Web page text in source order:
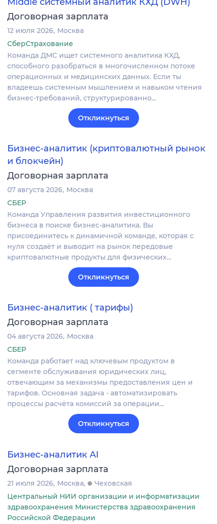
Договорная зарплата
12 июля 2026 Москва
СберСтрахование
Команда ДМС ищет системного аналитика КХД,
способного разобраться в многочисленном потоке
операционных и медицинских данных. Если ты
владеешь системным мышлением и навыком чтения
бизнес-требований, структурированно…
Откликнуться
Бизнес-аналитик (криптовалютный рынок
и блокчейн)
Договорная зарплата
07 августа 2026 Москва
СБЕР
Команда Управления развития инвестиционного
бизнеса в поиске бизнес-аналитика. Вы
присоединитесь к динамичной команде, которая с
нуля создаёт и выводит на рынок передовые
криптовалютные продукты для физических…
Откликнуться
Бизнес-аналитик ( тарифы)
Договорная зарплата
04 августа 2026 Москва
СБЕР
Команда работает над ключевым продуктом в
сегменте обслуживания юридических лиц,
отвечающим за механизмы предоставления цен и
тарифов. Основная задача - автоматизировать
процессы расчёта комиссий за операции…
Откликнуться
Бизнес-аналитик AI
Договорная зарплата
21 июля 2026 Москва
Чеховская
Центральный НИИ организации и информатизации
здравоохранения Министерства здравоохранения
Российской Федерации